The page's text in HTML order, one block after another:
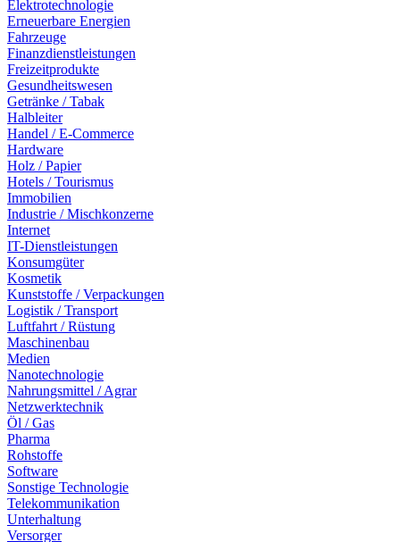
Elektrotechnologie
Erneuerbare Energien
Fahrzeuge
Finanzdienstleistungen
Freizeitprodukte
Gesundheitswesen
Getränke / Tabak
Halbleiter
Handel / E-Commerce
Hardware
Holz / Papier
Hotels / Tourismus
Immobilien
Industrie / Mischkonzerne
Internet
IT-Dienstleistungen
Konsumgüter
Kosmetik
Kunststoffe / Verpackungen
Logistik / Transport
Luftfahrt / Rüstung
Maschinenbau
Medien
Nanotechnologie
Nahrungsmittel / Agrar
Netzwerktechnik
Öl / Gas
Pharma
Rohstoffe
Software
Sonstige Technologie
Telekommunikation
Unterhaltung
Versorger